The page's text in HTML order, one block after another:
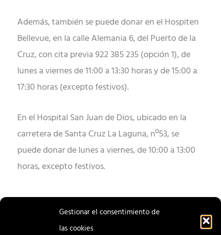
Gestionar el consentimiento de
las cookies
Además, también se puede donar en el Hospiten
Bellevue, en la calle Alemania 6, del Puerto de la
Cruz, con cita previa 922 385 235 (opción 1), de
lunes a viernes de 11:00 a 13:30 horas y de 15:00 a
17:30 horas (excepto festivos).
En el Hospital San Juan de Dios, ubicado en la
carretera de Santa Cruz La Laguna, nº53, se
puede donar de lunes a viernes, de 10:00 a 13:00
horas, excepto festivos.
ENTRADA